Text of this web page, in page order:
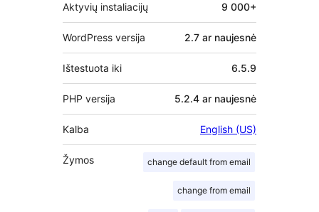
Aktyvių instaliacijų 9 000+
WordPress versija 2.7 ar naujesnė
Ištestuota iki 6.5.9
PHP versija 5.2.4 ar naujesnė
Kalba English (US)
Žymos change default from email
change from email